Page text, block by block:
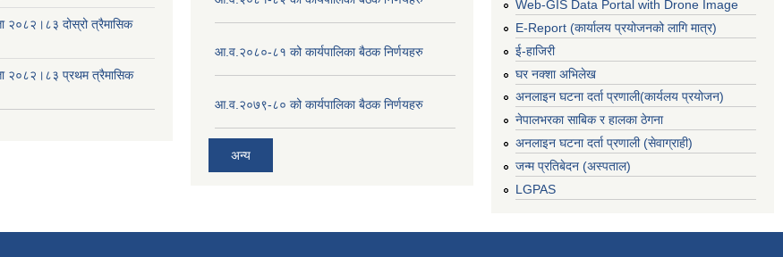
२०८२।८३ दोस्रो त्रैमासिक
२०८२।८३ प्रथम त्रैमासिक
आ.व.२०८०-८१ को कार्यपालिका बैठक निर्णयहरु
आ.व.२०७९-८० को कार्यपालिका बैठक निर्णयहरु
अन्य
Web-GIS Data Portal with Drone Image
E-Report (कार्यालय प्रयोजनको लागि मात्र)
ई-हाजिरी
घर नक्शा अभिलेख
अनलाइन घटना दर्ता प्रणाली(कार्यलय प्रयोजन)
नेपालभरका साबिक र हालका ठेगना
अनलाइन घटना दर्ता प्रणाली (सेवाग्राही)
जन्म प्रतिबेदन (अस्पताल)
LGPAS